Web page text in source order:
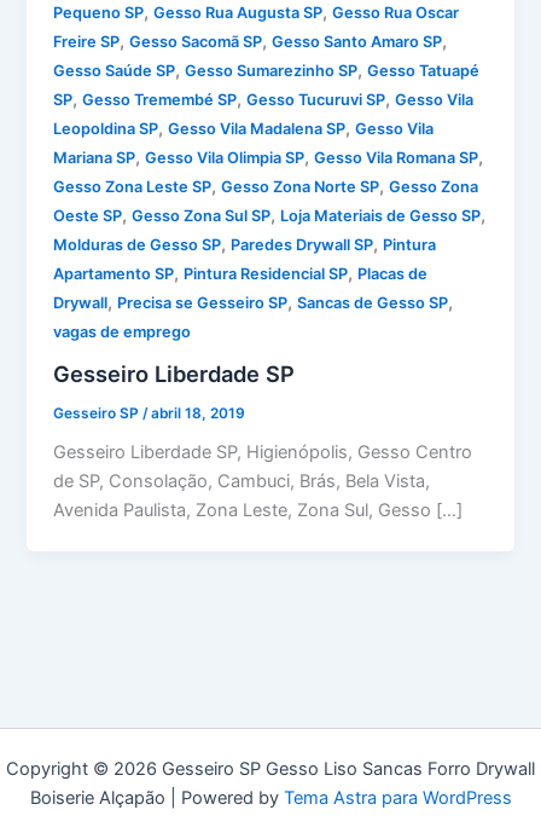
Pequeno SP,Gesso Rua Augusta SP,Gesso Rua Oscar
Freire SP,Gesso Sacomã SP,Gesso Santo Amaro SP,
Gesso Saúde SP,Gesso Sumarezinho SP,Gesso Tatuapé
SP,Gesso Tremembé SP,Gesso Tucuruvi SP,Gesso Vila
Leopoldina SP,Gesso Vila Madalena SP,Gesso Vila
Mariana SP,Gesso Vila Olimpia SP,Gesso Vila Romana SP,
Gesso Zona Leste SP,Gesso Zona Norte SP,Gesso Zona
Oeste SP,Gesso Zona Sul SP, Loja Materiais de Gesso SP,
Molduras de Gesso SP, Paredes Drywall SP, Pintura
Apartamento SP, Pintura Residencial SP, Placas de
Drywall, Precisa se Gesseiro SP,Sancas de Gesso SP,
vagas de emprego
Gesseiro Liberdade SP
Gesseiro SP /abril 18, 2019
Gesseiro Liberdade SP, Higienópolis, Gesso Centro
de SP, Consolação, Cambuci, Brás, Bela Vista,
Avenida Paulista, Zona Leste, Zona Sul, Gesso […]
Copyright © 2026 Gesseiro SP Gesso Liso Sancas Forro Drywall
Boiserie Alçapão | Powered by Tema Astra para WordPress